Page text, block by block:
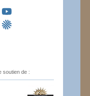
soutien de :